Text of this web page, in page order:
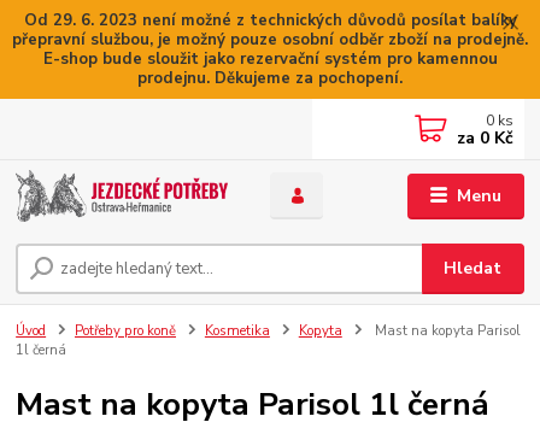
Od 29. 6. 2023 není možné z technických důvodů posílat balíky
přepravní službou, je možný pouze osobní odběr zboží na prodejně.
E-shop bude sloužit jako rezervační systém pro kamennou
prodejnu. Děkujeme za pochopení.
Menu
Hledat
0 ks
za 0 Kč
Úvod Potřeby pro koně Kosmetika Kopyta
Mast na kopyta Parisol
1l černá
Mast na kopyta Parisol 1l černá